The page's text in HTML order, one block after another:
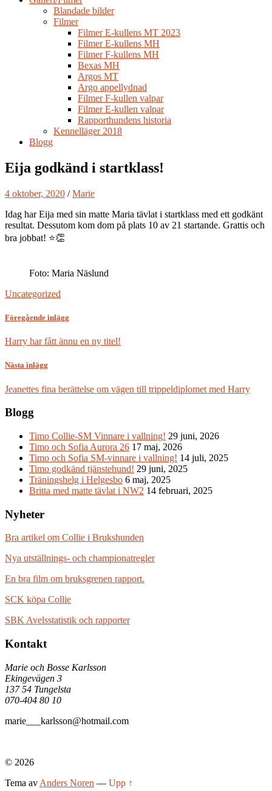
Blandade bilder
Filmer
Filmer E-kullens MT 2023
Filmer E-kullens MH
Filmer F-kullens MH
Bexas MH
Argos MT
Argo appellydnad
Filmer F-kullen valpar
Filmer E-kullen valpar
Rapporthundens historia
Kennelläger 2018
Blogg
Eija godkänd i startklass!
4 oktober, 2020 /Marie
Idag har Eija med sin matte Maria tävlat i startklass med ett godkänt
resultat. Dessutom kom dom på plats 10 av 21 startande. Grattis och
bra jobbat! ⭐👏
Foto: Maria Näslund
Uncategorized
Föregående inlägg
Harry har fått ännu en ny titel!
Nästa inlägg
Jeanettes fina berättelse om vägen till trippeldiplomet med Harry
Blogg
Timo Collie-SM Vinnare i vallning! 29 juni, 2026
Timo och Sofia Aurora 26 17 maj, 2026
Timo och Sofia SM-vinnare i vallning! 14 juli, 2025
Timo godkänd tjänstehund! 29 juni, 2025
Träningshelg i Helgesbo 6 maj, 2025
Britta med matte tävlat i NW2 14 februari, 2025
Nyheter
Bra artikel om Collie i Brukshunden
Nya utställnings- och championatregler
En bra film om bruksgrenen rapport.
SCK köpa Collie
SBK Avelsstatistik och rapporter
Kontakt
Marie och Bosse Karlsson
Ekingevägen 3
137 54 Tungelsta
070-404 80 10
marie___karlsson@hotmail.com
© 2026
Tema av Anders Noren — Upp ↑